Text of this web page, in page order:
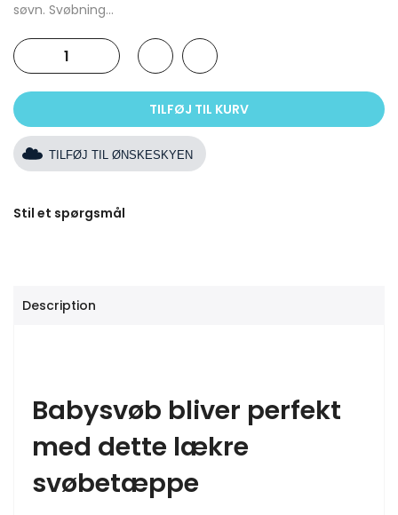
søvn. Svøbning...
TILFØJ TIL KURV
TILFØJ TIL ØNSKESKYEN
Stil et spørgsmål
Description
Babysvøb bliver perfekt
med dette lækre
svøbetæppe